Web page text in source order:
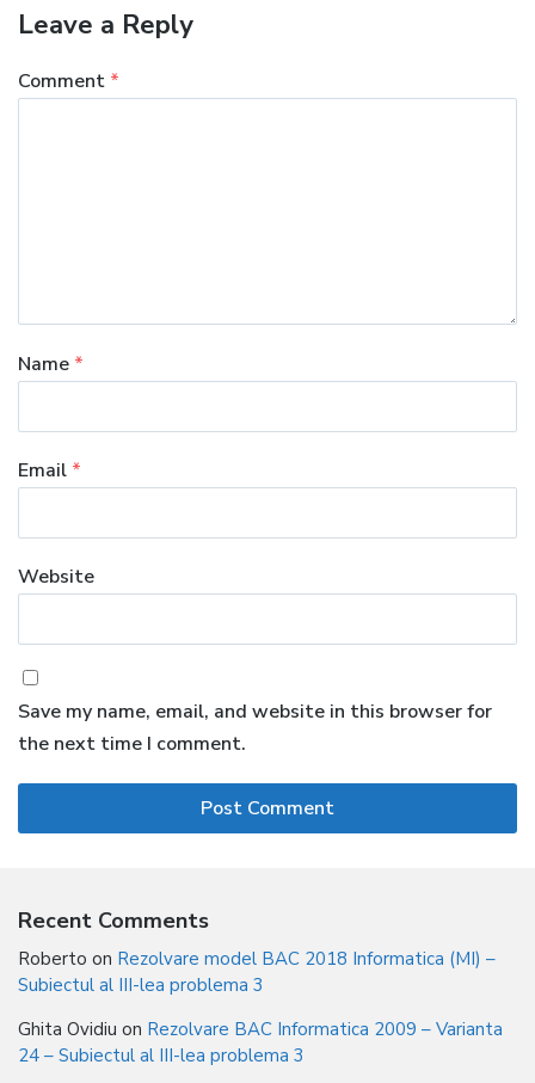
Leave a Reply
Comment *
Name *
Email *
Website
Save my name, email, and website in this browser for
the next time I comment.
Recent Comments
Roberto on Rezolvare model BAC 2018 Informatica (MI) –
Subiectul al III-lea problema 3
Ghita Ovidiu on Rezolvare BAC Informatica 2009 – Varianta
24 – Subiectul al III-lea problema 3